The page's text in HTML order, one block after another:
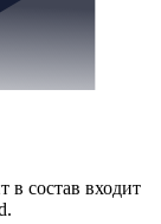
состав входит